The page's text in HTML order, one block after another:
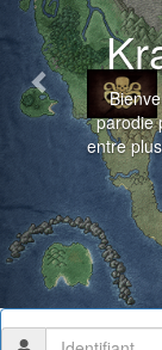
parodie
entre